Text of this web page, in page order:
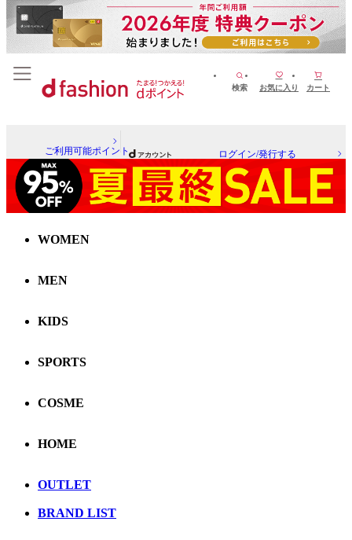
検索 お気に入り カート
ご利用可能ポイント ログイン/発行する
WOMEN
MEN
KIDS
SPORTS
COSME
HOME
OUTLET
BRAND LIST